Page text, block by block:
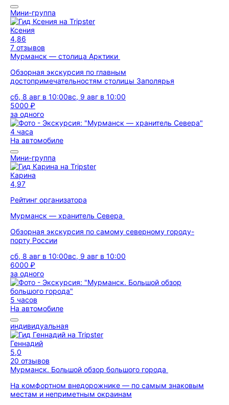
Мини-группа
Ксения
4,86
7 отзывов
Мурманск — столица Арктики
Обзорная экскурсия по главным
достопримечательностям столицы Заполярья
сб, 8 авг в 10:00вс, 9 авг в 10:00
5000 ₽
за одного
4 часа
На автомобиле
Мини-группа
Карина
4,97
Рейтинг организатора
Мурманск — хранитель Севера
Обзорная экскурсия по самому северному городу-
порту России
сб, 8 авг в 10:00вс, 9 авг в 10:00
6000 ₽
за одного
5 часов
На автомобиле
индивидуальная
Геннадий
5,0
20 отзывов
Мурманск. Большой обзор большого города
На комфортном внедорожнике — по самым знаковым
местам и неприметным окраинам